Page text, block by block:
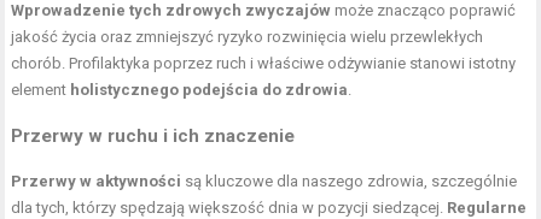
Wprowadzenie tych zdrowych zwyczajów może znacząco poprawić
jakość życia oraz zmniejszyć ryzyko rozwinięcia wielu przewlekłych
chorób. Profilaktyka poprzez ruch i właściwe odżywianie stanowi istotny
element holistycznego podejścia do zdrowia.
Przerwy w ruchu i ich znaczenie
Przerwy w aktywności są kluczowe dla naszego zdrowia, szczególnie
dla tych, którzy spędzają większość dnia w pozycji siedzącej. Regularne